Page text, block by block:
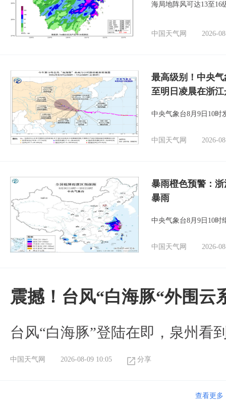
海局地阵风可达13至16
中国天气网 2026-
最高级别！中央
至明日凌晨在浙
中央气象台8月9日10时
中国天气网 2026-
暴雨橙色预警：
暴雨
中央气象台8月9日10时
中国天气网 2026-
震撼！台风“白海豚“外围云
台风“白海豚”登陆在即，泉州看
中国天气网 2026-08-09 10:05 分享
查看更多